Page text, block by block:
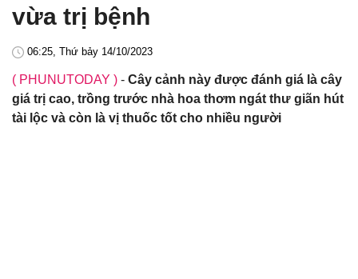
vừa trị bệnh
06:25, Thứ bảy 14/10/2023
( PHUNUTODAY ) - Cây cảnh này được đánh giá là cây
giá trị cao, trồng trước nhà hoa thơm ngát thư giãn hút
tài lộc và còn là vị thuốc tốt cho nhiều người